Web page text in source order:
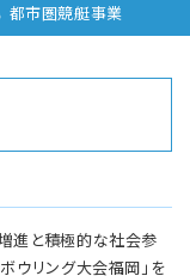
を
都市圏競艇事業
進と積極的な社会参
ウリング大会福岡」を